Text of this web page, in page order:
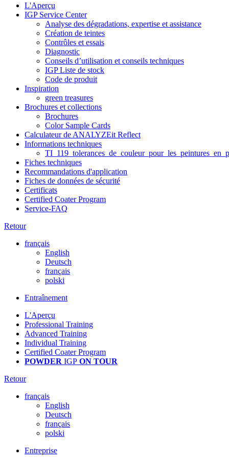
L'Aperçu
IGP Service Center
Analyse des dégradations, expertise et assistance
Création de teintes
Contrôles et essais
Diagnostic
Conseils d’utilisation et conseils techniques
IGP Liste de stock
Code de produit
Inspiration
green treasures
Brochures et collections
Brochures
Color Sample Cards
Calculateur de ANALYZEit Reflect
Informations techniques
Fiches techniques
Recommandations d'application
Fiches de données de sécurité
Certificats
Certified Coater Program
Service-FAQ
Retour
français
English
Deutsch
français
polski
Entraînement
L'Aperçu
Professional Training
Advanced Training
Individual Training
Certified Coater Program
POWDER IGP ON TOUR
Retour
français
English
Deutsch
français
polski
Entreprise